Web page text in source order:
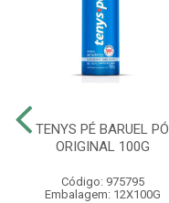
TENYS PÉ BARUEL PÓ
ORIGINAL 100G
Código: 975795
Embalagem: 12X100G